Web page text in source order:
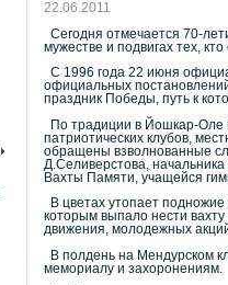
22.06.2011
Сегодня отмечается 70-
мужестве и подвигах тех,
С 1996 года 22 июня
официальных
праздник Победы, путь к
По традиции в Йошкар-Оле
патриотических клубов,
обращены взволнованные
Д.Селиверстова,
Вахты Памяти, учащейся
В цветах утопает
которым выпало нести вахту
движения, молодежных
В полдень на Мендурском
мемориалу и захоронениям.